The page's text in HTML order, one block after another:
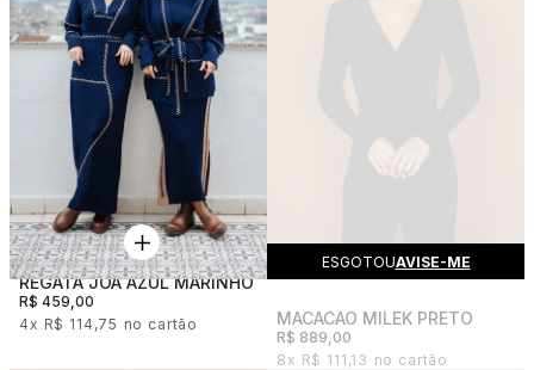
REGATA JOÁ AZUL MARINHO
R$ 459,00
4x R$ 114,75
ESGOTOUAVISE-ME
MACACAO MILEK PRETO
R$ 889,00
8x R$ 111,13